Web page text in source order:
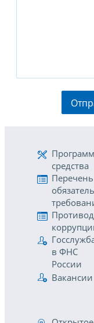
средства
Перечень
в ФНС
России
Вакансии